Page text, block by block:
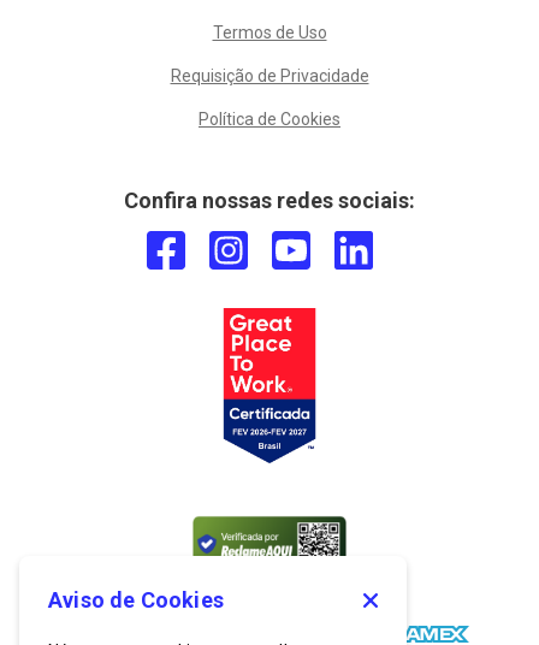
Termos de Uso
Requisição de Privacidade
Política de Cookies
Confira nossas redes sociais:
Aviso de Cookies